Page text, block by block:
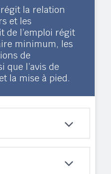
la relation
et les
de l’emploi régit
minimum, les
de
que l’avis de
la mise à pied.